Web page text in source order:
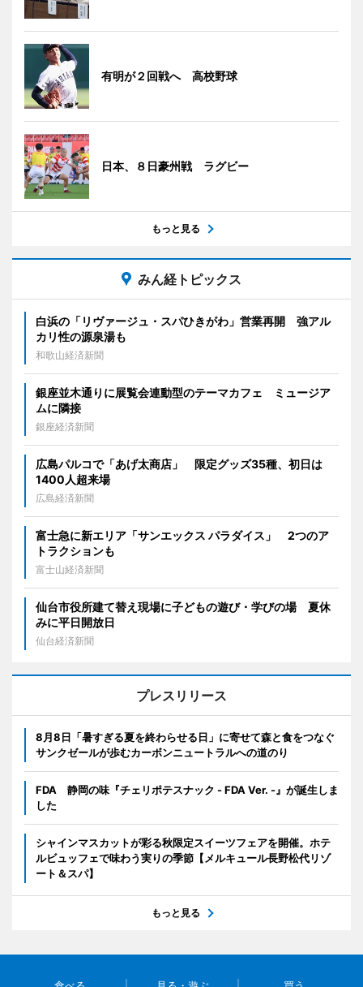
有明が２回戦へ 高校野球
日本、８日豪州戦 ラグビー
もっと見る
みん経トピックス
白浜の「リヴァージュ・スパひきがわ」営業再開 強アル
カリ性の源泉湯も
和歌山経済新聞
銀座並木通りに展覧会連動型のテーマカフェ ミュージア
ムに隣接
銀座経済新聞
広島パルコで「あげ太商店」 限定グッズ35種、初日は
1400人超来場
広島経済新聞
富士急に新エリア「サンエックス パラダイス」 2つのア
トラクションも
富士山経済新聞
仙台市役所建て替え現場に子どもの遊び・学びの場 夏休
みに平日開放日
仙台経済新聞
プレスリリース
8月8日「暑すぎる夏を終わらせる日」に寄せて森と食をつなぐ
サンクゼールが歩むカーボンニュートラルへの道のり
FDA 静岡の味『チェリポテスナック - FDA Ver. -』が誕生しま
した
シャインマスカットが彩る秋限定スイーツフェアを開催。ホテ
ルビュッフェで味わう実りの季節【メルキュール長野松代リゾ
ート＆スパ】
もっと見る